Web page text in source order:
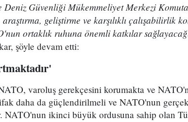
Güvenliği Mükemmeliyet Merkezi
geliştirme ve karşılıklı çalışabilirlik
ortaklık ruhuna önemli katkılar
şöyle devam etti:
varoluş gerekçesini korumakta ve
daha da güçlendirilmeli ve NATO'nun
NATO'nun ikinci büyük ordusuna sahip olan